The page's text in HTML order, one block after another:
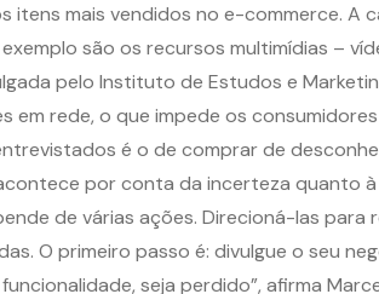
itens mais vendidos no e-commerce.
são os recursos multimídias –
pelo Instituto de Estudos e
em rede, o que impede os
é o de comprar de
por conta da incerteza quanto
de várias ações. Direcioná-las
O primeiro passo é: divulgue o seu
seja perdido”, afirma